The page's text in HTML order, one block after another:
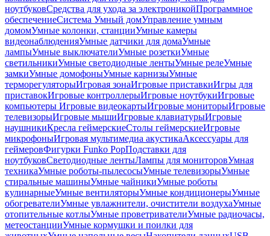
ноутбуковСредства для ухода за электроникойПрограммное
обеспечениеСистема Умный домУправление умным
домомУмные колонки, станцииУмные камеры
видеонаблюденияУмные датчики для домаУмные
лампыУмные выключателиУмные розеткиУмные
светильникиУмные светодиодные лентыУмные релеУмные
замкиУмные домофоныУмные карнизыУмные
терморегуляторыИгровая зонаИгровые приставкиИгры для
приставокИгровые контроллерыИгровые ноутбукиИгровые
компьютеры Игровые видеокартыИгровые мониторыИгровые
телевизорыИгровые мышиИгровые клавиатурыИгровые
наушникиКресла геймерскиеСтолы геймерскиеИгровые
микрофоныИгровая мультимедиа акустикаАксессуары для
геймеровФигурки Funko PopПодставки для
ноутбуковСветодиодные лентыЛампы для мониторовУмная
техникаУмные роботы-пылесосыУмные телевизорыУмные
стиральные машиныУмные чайникиУмные роботы
кулинарныеУмные вентиляторыУмные кондиционерыУмные
обогревателиУмные увлажнители, очистители воздухаУмные
отопительные котлыУмные проветривателиУмные радиочасы,
метеостанцииУмные кормушки и поилки для